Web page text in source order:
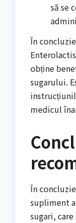
să se
În
obține
sugarului.
medicul
În
supliment
sugari,